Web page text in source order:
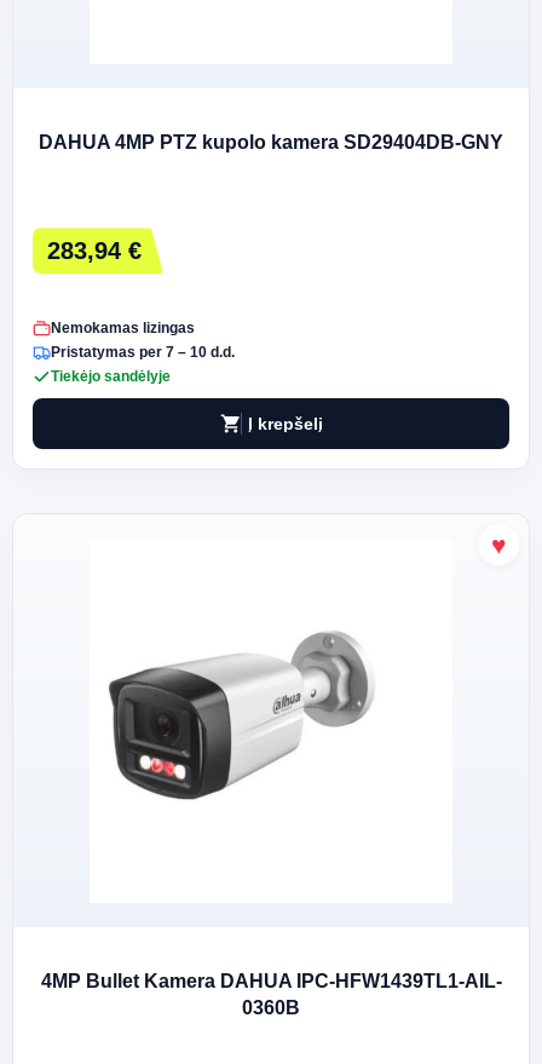
DAHUA 4MP PTZ kupolo kamera SD29404DB-GNY
283,94 €
Nemokamas lizingas
Pristatymas per 7 – 10 d.d.
Tiekėjo sandėlyje
shopping_cart Į krepšelį
4MP Bullet Kamera DAHUA IPC-HFW1439TL1-AIL-
0360B